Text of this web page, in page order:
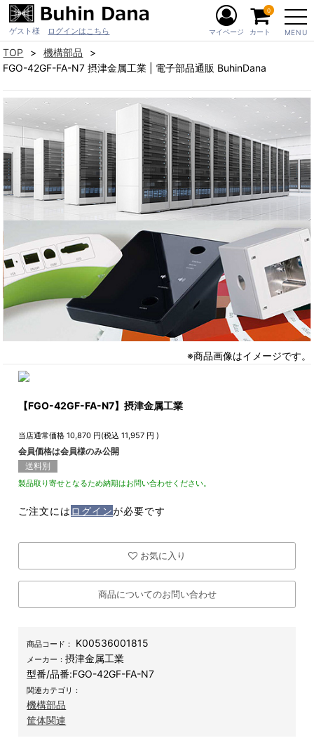
ゲスト様 ログインはこちら MENU
マイページ カート
0
TOP
機構部品
FGO-42GF-FA-N7 摂津金属工業 | 電子部品通販 BuhinDana
※商品画像はイメージです。
【FGO-42GF-FA-N7】摂津金属工業
当店通常価格 10,870 円(税込11,957 円 )
会員価格は会員様のみ公開
送料別
製品取り寄せとなるため納期はお問い合わせください。
ご注文には ログインが必要です
お気に入り
商品についてのお問い合わせ
商品コード： K00536001815
メーカー：摂津金属工業
型番/品番:FGO-42GF-FA-N7
関連カテゴリ：
機構部品
筐体関連